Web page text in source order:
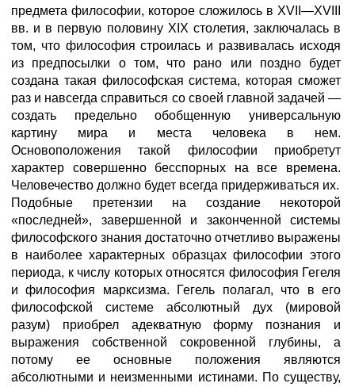
предмета философии, которое сложилось в XVII—XVIII
вв. и в первую половину XIX столетия, заключалась в
том, что философия строилась и развивалась исходя
из предпосылки о том, что рано или поздно будет
создана такая философская система, которая сможет
раз и навсегда справиться со своей главной задачей —
создать предельно обобщенную универсальную
картину мира и места человека в нем.
Основоположения такой философии приобретут
характер совершенно бесспорных на все времена.
Человечество должно будет всегда придерживаться их.
Подобные претензии на создание некоторой
«последней», завершенной и законченной системы
философского знания достаточно отчетливо выражены
в наиболее характерных образцах философии этого
периода, к числу которых относятся философия Гегеля
и философия марксизма. Гегель полагал, что в его
философской системе абсолютный дух (мировой
разум) приобрел адекватную форму познания и
выражения собственной сокровенной глубины, а
потому ее основные положения являются
абсолютными и неизменными истинами. По существу,